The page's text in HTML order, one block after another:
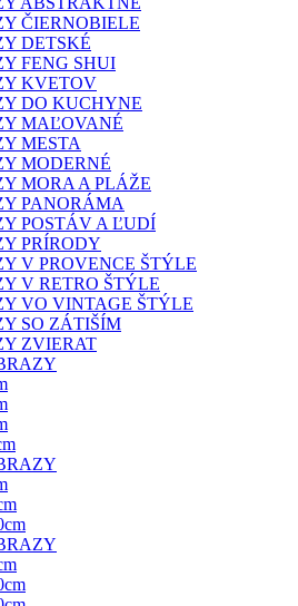
ČIERNOBIELE
DETSKÉ
FENG SHUI
KVETOV
DO KUCHYNE
MAĽOVANÉ
MESTA
MODERNÉ
MORA A PLÁŽE
PANORÁMA
POSTÁV A ĽUDÍ
PRÍRODY
V PROVENCE ŠTÝLE
V RETRO ŠTÝLE
VO VINTAGE ŠTÝLE
SO ZÁTIŠÍM
ZVIERAT